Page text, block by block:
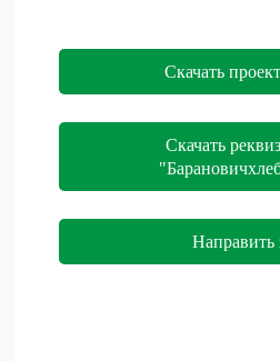
Скачать
Скачать
Направить